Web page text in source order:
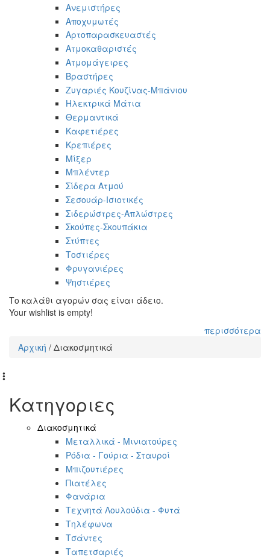
Ανεμιστήρες
Αποχυμωτές
Αρτοπαρασκευαστές
Ατμοκαθαριστές
Ατμομάγειρες
Βραστήρες
Ζυγαριές Κουζίνας-Μπάνιου
Ηλεκτρικά Μάτια
Θερμαντικά
Καφετιέρες
Κρεπιέρες
Μίξερ
Μπλέντερ
Σίδερα Ατμού
Σεσουάρ-Ισιοτικές
Σιδερώστρες-Απλώστρες
Σκούπες-Σκουπάκια
Στύπτες
Τοστιέρες
Φρυγανιέρες
Ψηστιέρες
Το καλάθι αγορών σας είναι άδειο.
Your wishlist is empty!
περισσότερα
Είστε εδώ
Αρχική / Διακοσμητικά
Κατηγοριες
Διακοσμητικά
Μεταλλικά - Μινιατούρες
Ρόδια - Γούρια - Σταυροί
Μπιζουτιέρες
Πιατέλες
Φανάρια
Τεχνητά Λουλούδια - Φυτά
Τηλέφωνα
Τσάντες
Ταπετσαριές